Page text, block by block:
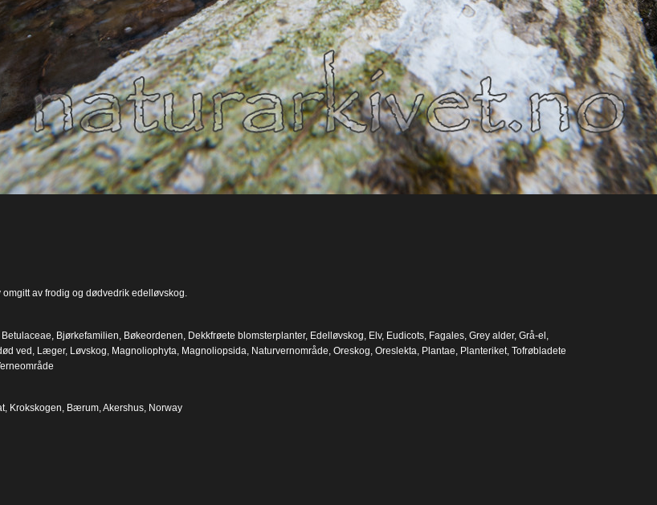
omgitt av frodig og dødvedrik edelløvskog.
Betulaceae Bjørkefamilien Bøkeordenen Dekkfrøete blomsterplanter, Edelløvskog Elv, Eudicots, Fagales, Grey alder, Grå-el
ved Læger, Løvskog Magnoliophyta Magnoliopsida Naturvernområde Oreskog Oreslekta Plantae Planteriket, Tofrøbladete
Krokskogen, Bærum, Akershus, Norway